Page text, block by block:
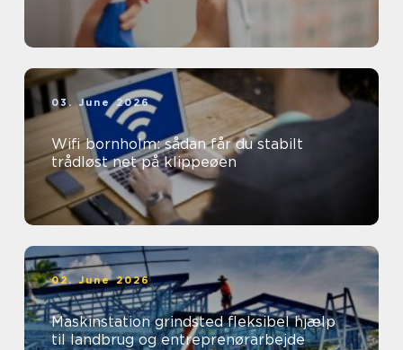
03. June 2026
Wifi bornholm: sådan får du stabilt
trådløst net på klippeøen
02. June 2026
Maskinstation grindsted fleksibel hjælp
til landbrug og entreprenørarbejde